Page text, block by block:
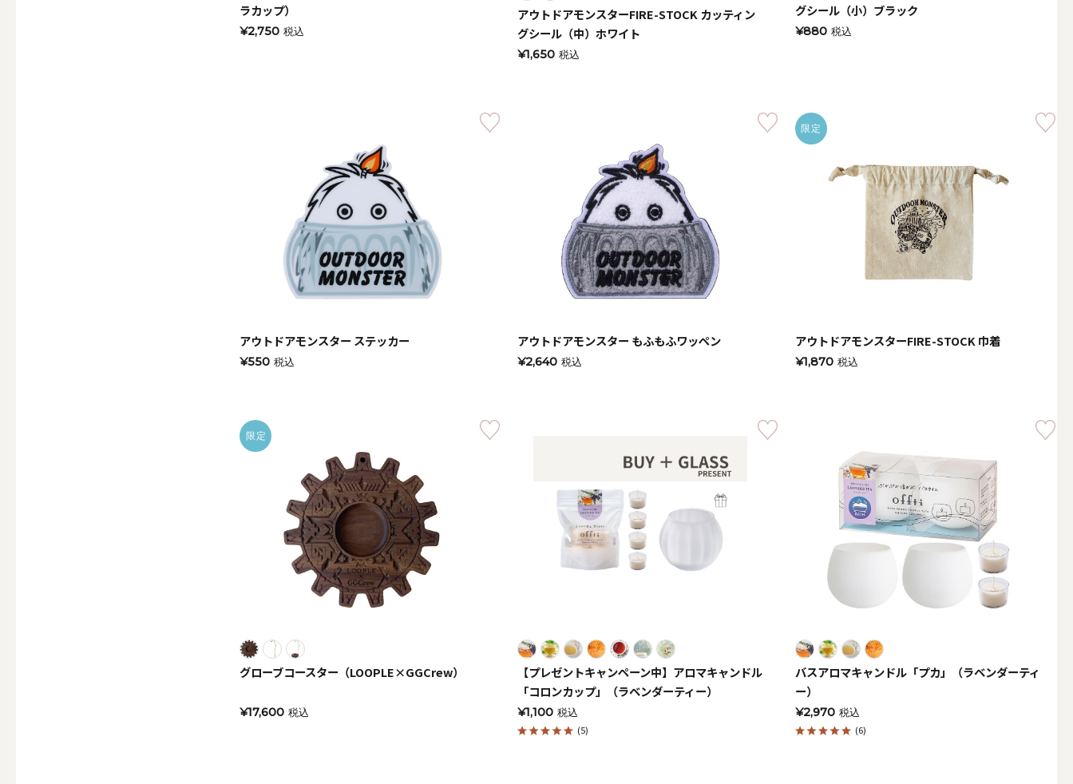
キャンドル・ホルダーセット
ALL
手作りキャンドル
ALL 手作りキット 簡単手作りキャンドル材料
ALL キャンドルグッズ LEDキャンドル
（形から選ぶ）キャンドル
ピラーキャンドル
ラカップ）
¥2,750 税込
アウトドアモンスターFIRE-STOCK カッティン
グシール（中）ホワイト
¥1,650 税込
グシール（小）ブラック
¥880 税込
アウトドアモンスター ステッカー
¥550 税込
アウトドアモンスター もふもふワッペン
¥2,640 税込
限定
アウトドアモンスターFIRE-STOCK 巾着
¥1,870 税込
限定
グローブコースター（LOOPLE×GGCrew）
¥17,600 税込
【プレゼントキャンペーン中】アロマキャンドル
「コロンカップ」（ラベンダーティー）
¥1,100 税込
(5)
バスアロマキャンドル「プカ」（ラベンダーティ
ー）
¥2,970 税込
(6)